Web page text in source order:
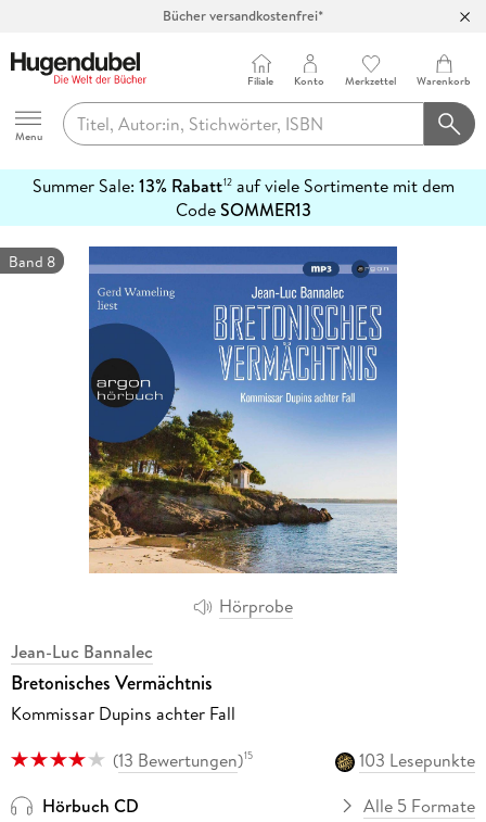
Bücher versandkostenfrei*
Abholung in über 100 Filialen
Hugendubel
Menu
Filiale Konto Merkzettel Warenkorb
Summer Sale: 13% Rabatt12auf viele Sortimente mit dem
CodeSOMMER13
erfahren
Hörprobe
Band 8
Jean-Luc Bannalec
Bretonisches Vermächtnis
Kommissar Dupins achter Fall
(13 Bewertungen)15
103 Lesepunkte
Hörbuch CD
Alle 5 Formate